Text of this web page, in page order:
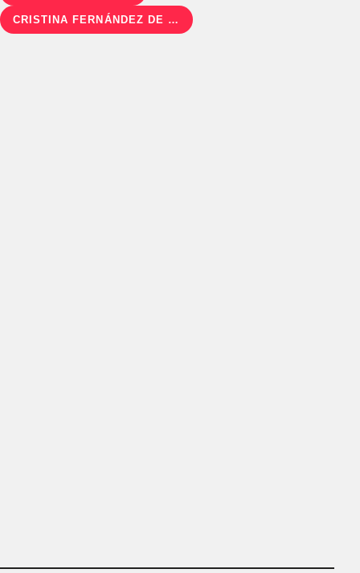
CRISTINA FERNÁNDEZ DE KIRCHNER